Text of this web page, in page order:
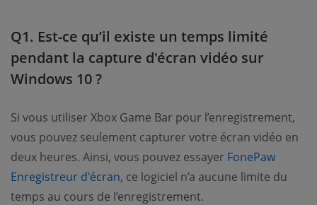
Q1. Est-ce qu’il existe un temps limité
pendant la capture d'écran vidéo sur
Windows 10 ?
Si vous utiliser Xbox Game Bar pour l’enregistrement,
vous pouvez seulement capturer votre écran vidéo en
deux heures. Ainsi, vous pouvez essayer FonePaw
Enregistreur d'écran, ce logiciel n’a aucune limite du
temps au cours de l’enregistrement.